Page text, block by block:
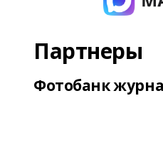
Партнеры
Фотобанк